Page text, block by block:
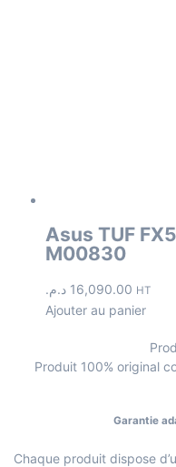
Asus TUF
M00830
16,090.00 د.م. HT
Ajouter au panier
Produit 100% original
Garantie
Chaque produit dispose